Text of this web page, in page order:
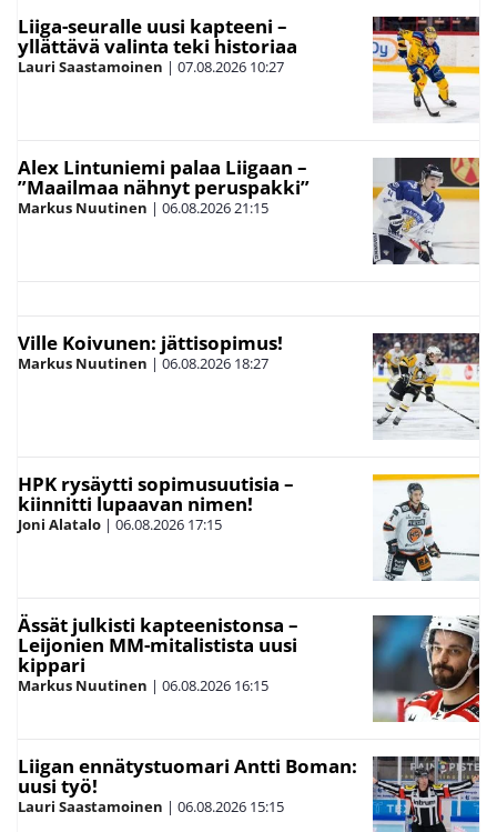
Liiga-seuralle uusi kapteeni –
yllättävä valinta teki historiaa
Lauri Saastamoinen | 07.08.2026 10:27
Alex Lintuniemi palaa Liigaan –
”Maailmaa nähnyt peruspakki”
Markus Nuutinen | 06.08.202621:15
Ville Koivunen: jättisopimus!
Markus Nuutinen | 06.08.2026 18:27
HPK rysäytti sopimusuutisia –
kiinnitti lupaavan nimen!
Joni Alatalo | 06.08.2026 17:15
Ässät julkisti kapteenistonsa –
Leijonien MM-mitalistista uusi
kippari
Markus Nuutinen | 06.08.2026 16:15
Liigan ennätystuomari Antti Boman:
uusi työ!
Lauri Saastamoinen | 06.08.2026 15:15